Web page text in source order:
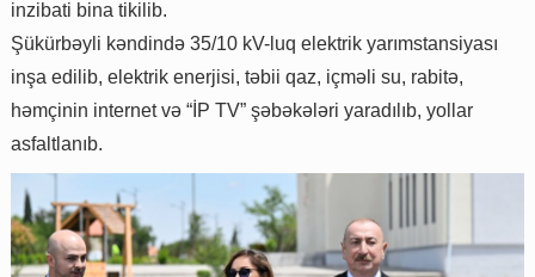
inzibati bina tikilib.
Şükürbəyli kəndində 35/10 kV-luq elektrik yarımstansiyası
inşa edilib, elektrik enerjisi, təbii qaz, içməli su, rabitə,
həmçinin internet və “İP TV” şəbəkələri yaradılıb, yollar
asfaltlanıb.